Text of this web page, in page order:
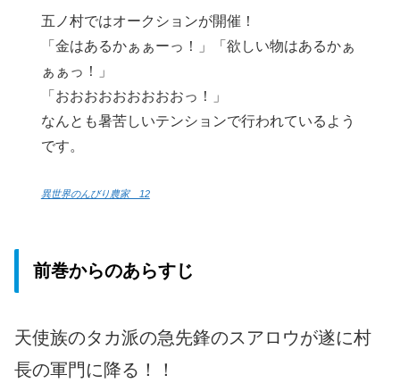
五ノ村ではオークションが開催！
「金はあるかぁぁーっ！」「欲しい物はあるかぁ
ぁぁっ！」
「おおおおおおおおおっ！」
なんとも暑苦しいテンションで行われているよう
です。
異世界のんびり農家 12
前巻からのあらすじ
天使族のタカ派の急先鋒のスアロウが遂に村
長の軍門に降る！！